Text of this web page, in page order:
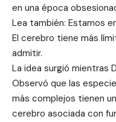
en una época
Lea también: Estamos
El cerebro tiene más
admitir.
La idea surgió mientras
Observó que las
más complejos tienen
cerebro asociada con